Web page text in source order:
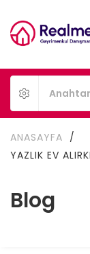
Blog
ANASAYFA /
YAZLIK EV